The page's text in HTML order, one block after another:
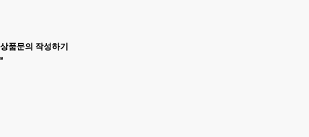
상품문의 작성하기